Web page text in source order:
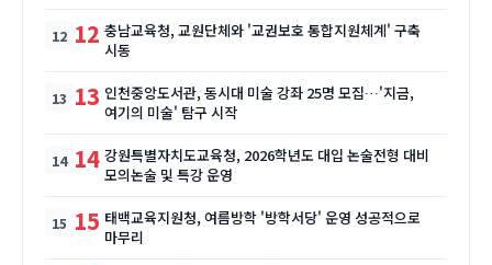
12 충남교육청, 교원단체와 '교권보호 통합지원체계' 구축
시동
13 인천중앙도서관, 동시대 미술 강좌 25명 모집…'지금,
여기의 미술' 탐구 시작
14 강원특별자치도교육청, 2026학년도 대입 논술전형 대비
모의논술 및 특강 운영
15 태백교육지원청, 여름방학 '방학서당' 운영 성공적으로
마무리